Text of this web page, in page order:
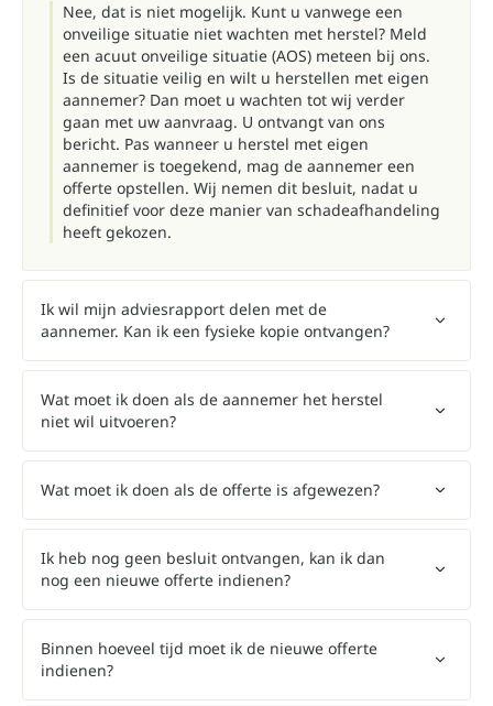
Nee, dat is niet mogelijk. Kunt u vanwege een
onveilige situatie niet wachten met herstel? Meld
een acuut onveilige situatie (AOS) meteen bij ons.
Is de situatie veilig en wilt u herstellen met eigen
aannemer? Dan moet u wachten tot wij verder
gaan met uw aanvraag. U ontvangt van ons
bericht. Pas wanneer u herstel met eigen
aannemer is toegekend, mag de aannemer een
offerte opstellen. Wij nemen dit besluit, nadat u
definitief voor deze manier van schadeafhandeling
heeft gekozen.
Ik wil mijn adviesrapport delen met de
aannemer. Kan ik een fysieke kopie ontvangen?
Wat moet ik doen als de aannemer het herstel
niet wil uitvoeren?
Wat moet ik doen als de offerte is afgewezen?
Ik heb nog geen besluit ontvangen, kan ik dan
nog een nieuwe offerte indienen?
Binnen hoeveel tijd moet ik de nieuwe offerte
indienen?